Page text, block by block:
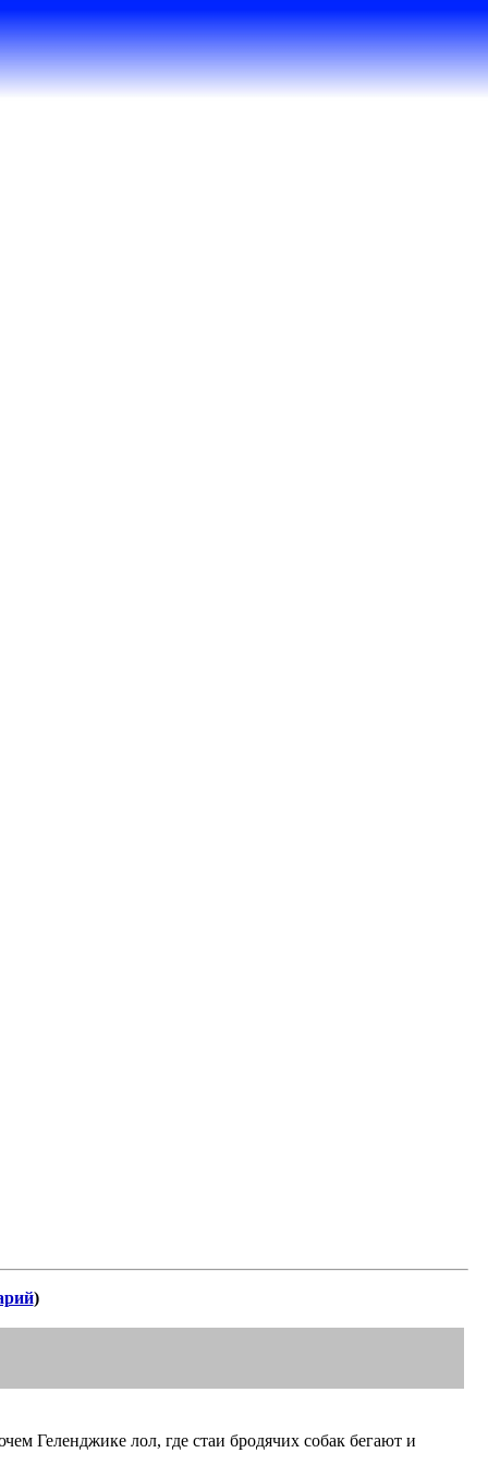
)
Геленджике лол, где стаи бродячих собак бегают и